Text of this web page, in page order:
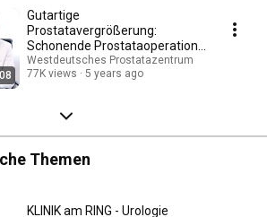
Gutartige
Prostatavergrößerung:
Schonende Prostataoperation
mittels Diodenlaser & TURiS
Westdeutsches Prostatazentrum
77K views
5 years ago
Themen
KLINIK am RING - Urologie